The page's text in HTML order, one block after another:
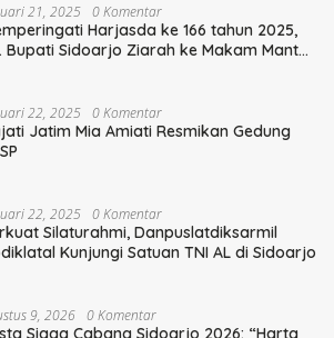
21, 2025 0 Komentar
Harjasda ke 166 tahun 2025,
Bupati Sidoarjo Ziarah ke Makam Mantan
22, 2025 0 Komentar
Jatim Mia Amiati Resmikan Gedung
22, 2025 0 Komentar
Silaturahmi, Danpuslatdiksarmil
Kunjungi Satuan TNI AL di Sidoarjo
9, 2026 0 Komentar
Siaga Cabang Sidoarjo 2026: “Harta